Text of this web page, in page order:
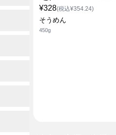
¥328(税込¥354.24)
そうめん
450g